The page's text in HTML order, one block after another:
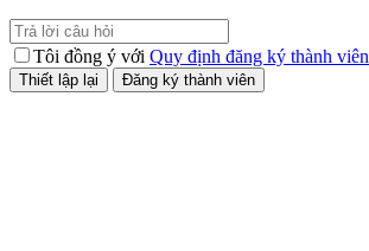
Tôi đồng ý với Quy định đăng ký thành viên